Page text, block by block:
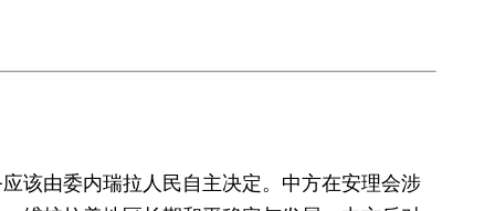
由委内瑞拉人民自主决定。中方在安理会涉